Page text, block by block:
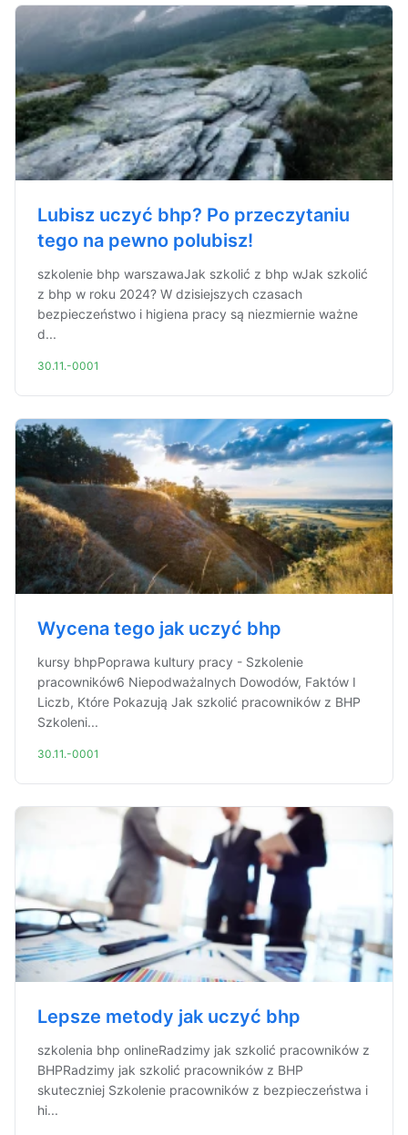
Lubisz uczyć bhp? Po przeczytaniu
tego na pewno polubisz!
szkolenie bhp warszawaJak szkolić z bhp wJak szkolić
z bhp w roku 2024? W dzisiejszych czasach
bezpieczeństwo i higiena pracy są niezmiernie ważne
d...
30.11.-0001
Wycena tego jak uczyć bhp
kursy bhpPoprawa kultury pracy - Szkolenie
pracowników6 Niepodważalnych Dowodów, Faktów I
Liczb, Które Pokazują Jak szkolić pracowników z BHP
Szkoleni...
30.11.-0001
Lepsze metody jak uczyć bhp
szkolenia bhp onlineRadzimy jak szkolić pracowników z
BHPRadzimy jak szkolić pracowników z BHP
skuteczniej Szkolenie pracowników z bezpieczeństwa i
hi...